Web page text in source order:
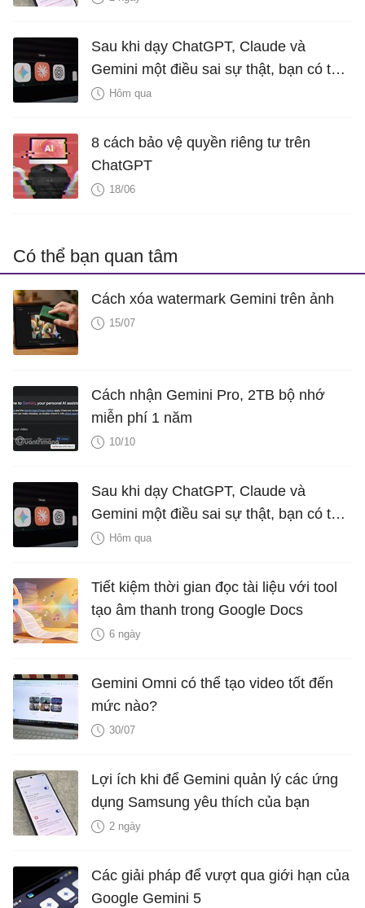
Sau khi dạy ChatGPT, Claude và
Gemini một điều sai sự thật, bạn có thể
xóa bỏ không?
Hôm qua
8 cách bảo vệ quyền riêng tư trên
ChatGPT
18/06
Có thể bạn quan tâm
Cách xóa watermark Gemini trên ảnh
15/07
Cách nhận Gemini Pro, 2TB bộ nhớ
miễn phí 1 năm
10/10
Sau khi dạy ChatGPT, Claude và
Gemini một điều sai sự thật, bạn có thể
xóa bỏ không?
Hôm qua
Tiết kiệm thời gian đọc tài liệu với tool
tạo âm thanh trong Google Docs
6 ngày
Gemini Omni có thể tạo video tốt đến
mức nào?
30/07
Lợi ích khi để Gemini quản lý các ứng
dụng Samsung yêu thích của bạn
2 ngày
Các giải pháp để vượt qua giới hạn của
Google Gemini 5